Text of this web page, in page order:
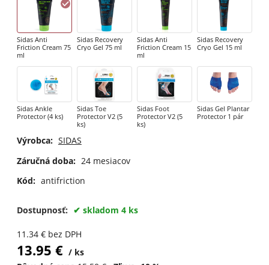
Sidas Anti
Friction Cream 75
ml
Sidas Recovery
Cryo Gel 75 ml
Sidas Anti
Friction Cream 15
ml
Sidas Recovery
Cryo Gel 15 ml
Sidas Ankle
Protector (4 ks)
Sidas Toe
Protector V2 (5
ks)
Sidas Foot
Protector V2 (5
ks)
Sidas Gel Plantar
Protector 1 pár
Výrobca: SIDAS
Záručná doba: 24 mesiacov
Kód: antifriction
Dostupnosť: skladom 4 ks
11.34€ bez DPH
13.95 €
ks